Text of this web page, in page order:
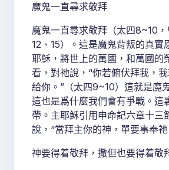
魔鬼一直尋求敬拜
魔鬼一直尋求敬拜（太四8~10，
12、15）。這是魔鬼背叛的真實
耶穌，將世上的萬國，和萬國的
看，對祂說，“你若俯伏拜我，
給你。”（太四9~10）這就是魔
這也是爲什麼我們會有爭戰。這
帶。主耶穌引用申命記六章十三
說，“當拜主你的神，單要事奉祂
神要得着敬拜，撒但也要得着敬